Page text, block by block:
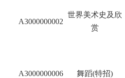
A3000000002
世界美术史及欣
赏
A3000000006 舞蹈(特招)